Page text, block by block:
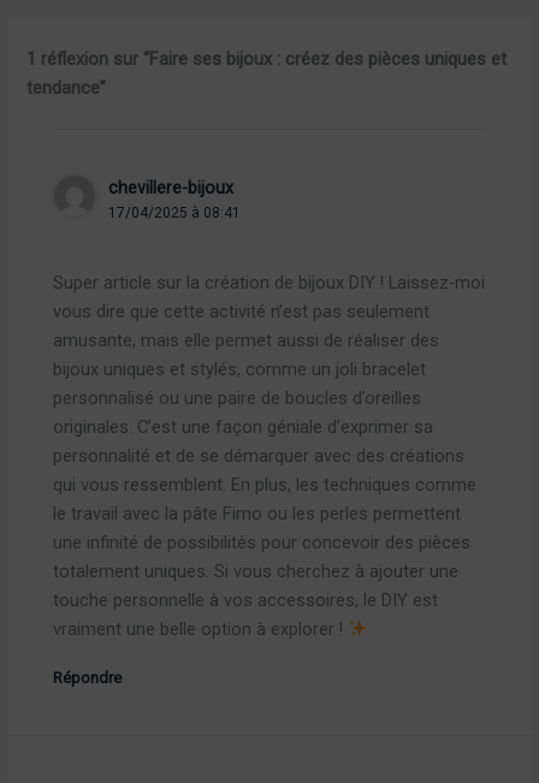
1 réflexion sur “Faire ses bijoux : créez des pièces uniques et
tendance”
chevillere-bijoux
17/04/2025 à 08:41
Super article sur la création de bijoux DIY ! Laissez-moi
vous dire que cette activité n’est pas seulement
amusante, mais elle permet aussi de réaliser des
bijoux uniques et stylés, comme un joli bracelet
personnalisé ou une paire de boucles d’oreilles
originales. C’est une façon géniale d’exprimer sa
personnalité et de se démarquer avec des créations
qui vous ressemblent. En plus, les techniques comme
le travail avec la pâte Fimo ou les perles permettent
une infinité de possibilités pour concevoir des pièces
totalement uniques. Si vous cherchez à ajouter une
touche personnelle à vos accessoires, le DIY est
vraiment une belle option à explorer !
Répondre